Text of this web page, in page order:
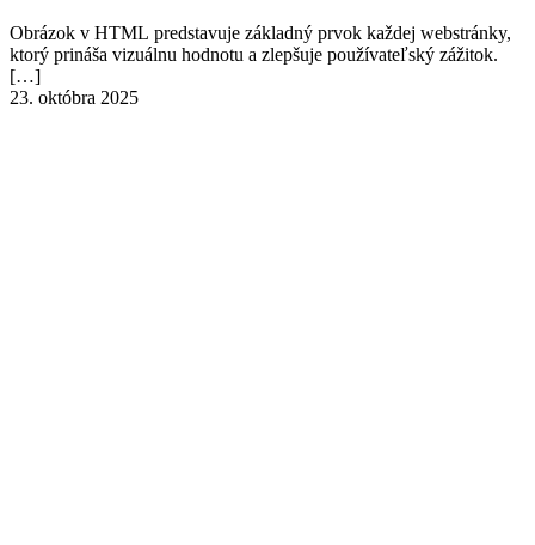
Obrázok v HTML predstavuje základný prvok každej webstránky,
ktorý prináša vizuálnu hodnotu a zlepšuje používateľský zážitok.
[…]
23. októbra 2025